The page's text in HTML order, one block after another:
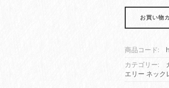
ン
デ
ィ
お買い物
商品コード:
カテゴリー:
エリー ネック